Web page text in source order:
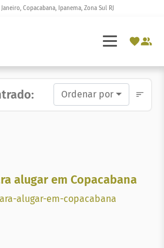
Copacabana, Ipanema, Zona Sul RJ
Ordenar por
alugar em Copacabana
alugar-em-copacabana